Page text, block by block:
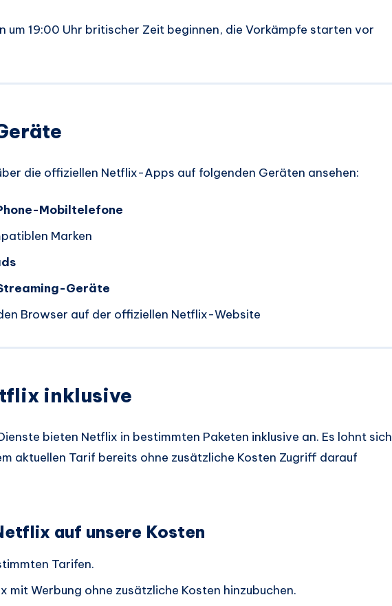
um 19:00 Uhr britischer Zeit beginnen, die Vorkämpfe starten vor
die offiziellen Netflix-Apps auf folgenden Geräten ansehen:
Mobiltelefone
Marken
Geräte
Browser auf der offiziellen Netflix-Website
inklusive
bieten Netflix in bestimmten Paketen inklusive an. Es lohnt sich
aktuellen Tarif bereits ohne zusätzliche Kosten Zugriff darauf
auf unsere Kosten
Tarifen.
mit Werbung ohne zusätzliche Kosten hinzubuchen.